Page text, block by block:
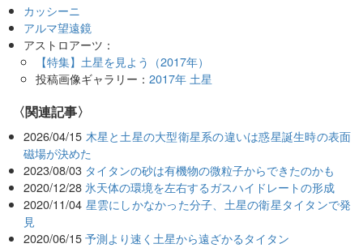
カッシーニ
アルマ望遠鏡
アストロアーツ：
【特集】土星を見よう（2017年）
投稿画像ギャラリー： 2017年 土星
関連記事
2026/04/15 木星と土星の大型衛星系の違いは惑星誕生時の表面
磁場が決めた
2023/08/03 タイタンの砂は有機物の微粒子からできたのかも
2020/12/28 氷天体の環境を左右するガスハイドレートの形成
2020/11/04 星雲にしかなかった分子、土星の衛星タイタンで発
見
2020/06/15 予測より速く土星から遠ざかるタイタン